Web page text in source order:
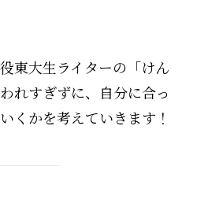
東大生ライターの「けん
れすぎずに、自分に合っ
くかを考えていきます！